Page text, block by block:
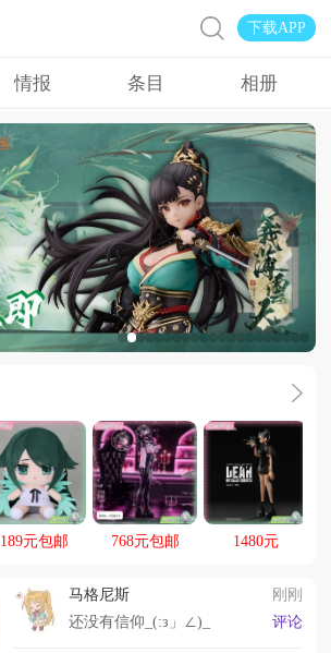
下载APP
情报 条目 相册
189元包邮 768元包邮 1480元
马格尼斯
刚刚
还没有信仰_(:з」∠)_
评论